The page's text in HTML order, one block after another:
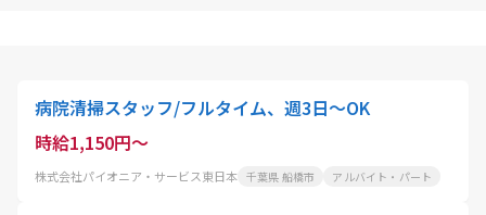
病院清掃スタッフ/フルタイム、週3日～OK
時給1,150円～
株式会社パイオニア・サービス東日本 千葉県 船橋市 アルバイト・パート